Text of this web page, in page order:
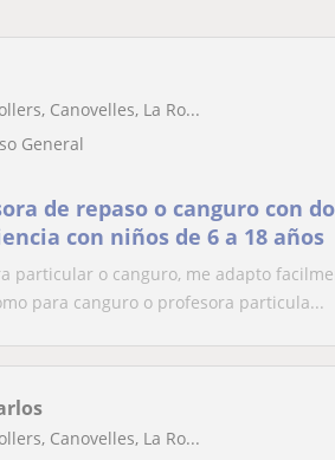
Canovelles, La Ro...
General
de repaso o canguro con
con niños de 6 a 18 años
particular o canguro, me adapto
para canguro o profesora particula...
Canovelles, La Ro...